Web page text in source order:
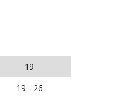
19
19 - 26